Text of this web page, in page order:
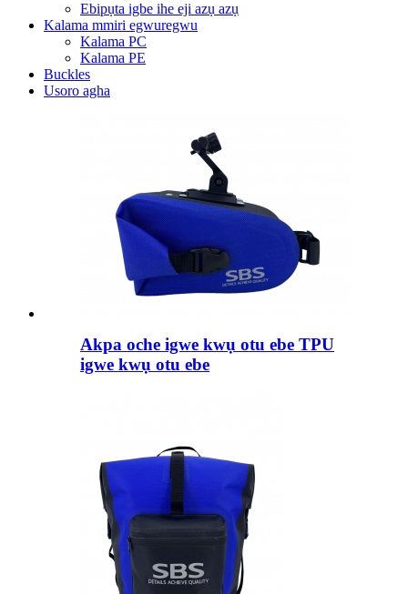
Ebipụta igbe ihe eji azụ azụ
Kalama mmiri egwuregwu
Kalama PC
Kalama PE
Buckles
Usoro agha
Akpa oche igwe kwụ otu ebe TPU
igwe kwụ otu ebe